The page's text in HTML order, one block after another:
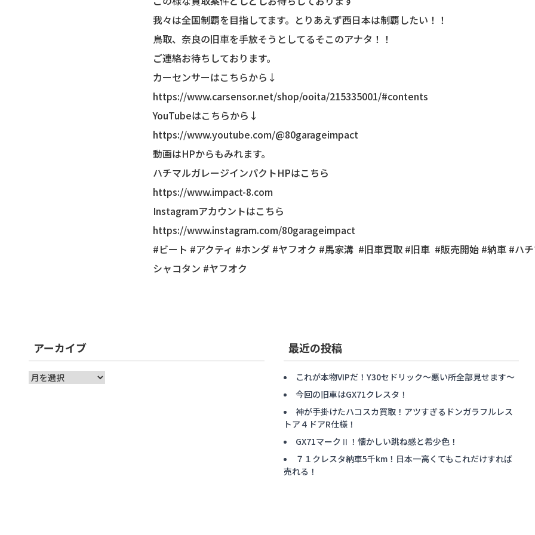
我々は全国制覇を目指してます。とりあえず西日本は制覇したい！！
鳥取、奈良の旧車を手放そうとしてるそこのアナタ！！
ご連絡お待ちしております。
カーセンサーはこちらから↓
https://www.carsensor.net/shop/ooita/215335001/#contents
YouTubeはこちらから↓
https://www.youtube.com/@80garageimpact
動画はHPからもみれます。
ハチマルガレージインパクトHPはこちら
https://www.impact-8.com
Instagramアカウントはこちら
https://www.instagram.com/80garageimpact
#ビート #アクティ #ホンダ #ヤフオク #馬家溝 #旧車買取 #旧車 #販売開始 #納車 #ハ
シャコタン #ヤフオク
アーカイブ
ア
最近の投稿
これが本物VIPだ！Y30セドリック〜悪い所全部見せます〜
今回の旧車はGX71クレスタ！
神が手掛けたハコスカ買取！アツすぎるドンガラフルレス
トア４ドアR仕様！
GX71マークⅡ！懐かしい跳ね感と希少色！
７１クレスタ納車5千km！日本一高くてもこれだけすれば
売れる！